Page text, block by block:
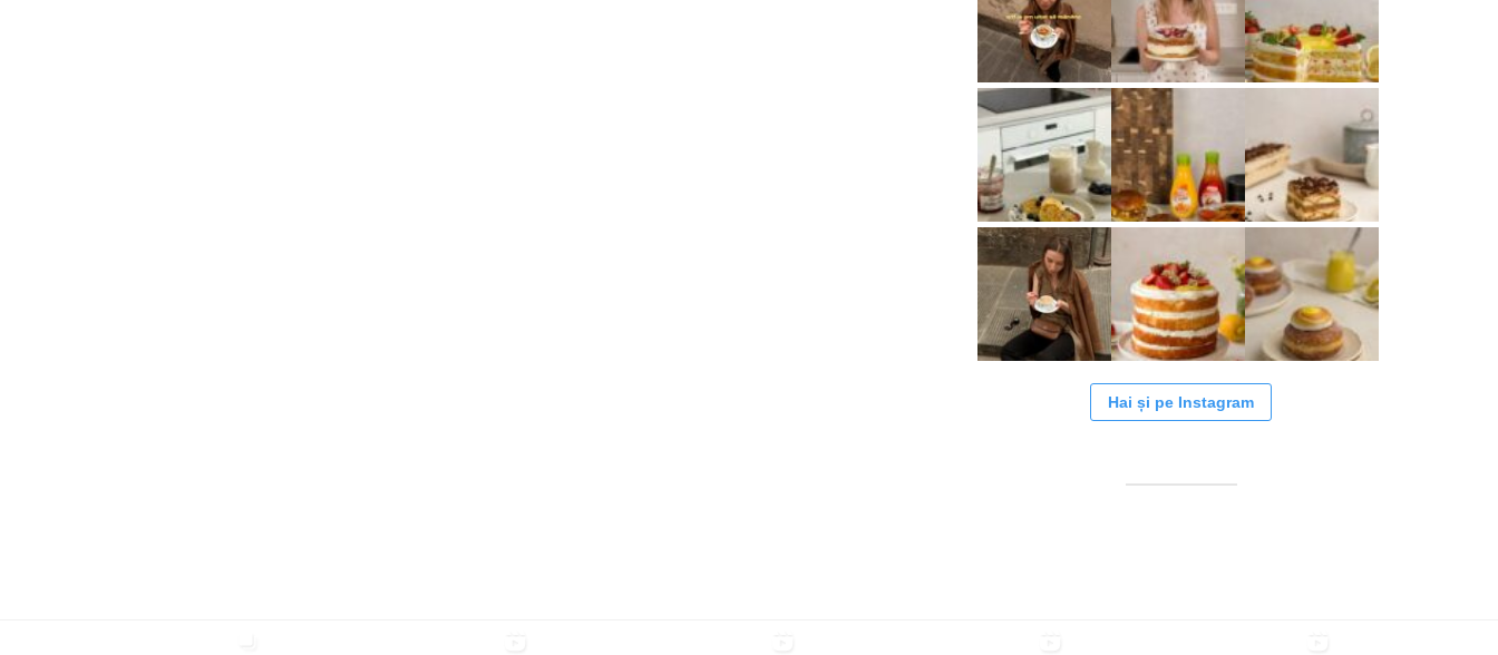
Hai și pe Instagram